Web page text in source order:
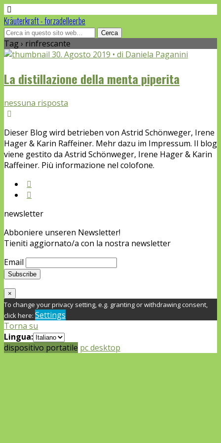
Kräuterkraft - forzadelleerbe
Tag › rinfrescante
30. Agosto 2019 • di Daniela Paganini
La distillazione della menta piperita
nessuna risposta
Dieser Blog wird betrieben von Astrid Schönweger, Irene
Hager & Karin Raffeiner. Mehr dazu im Impressum. Il blog
viene gestito da Astrid Schönweger, Irene Hager & Karin
Raffeiner. Più informazione nel colofone.
newsletter
Abboniere unseren Newsletter!
Tieniti aggiornato/a con la nostra newsletter
Email
×
To change your privacy setting, e.g. granting or withdrawing consent,
click here: Settings
Torna su
Lingua:
dispositivo portatile pc desktop